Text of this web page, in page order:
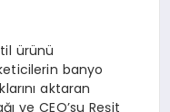
ürünü
banyo
aktaran
ve CEO’su Reşit